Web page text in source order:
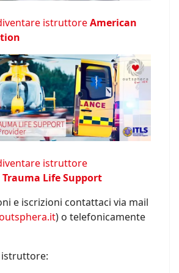
istruttoreAmerican
istruttore
Life Support
e iscrizioni contattaci via mail
) o telefonicamente
istruttore: